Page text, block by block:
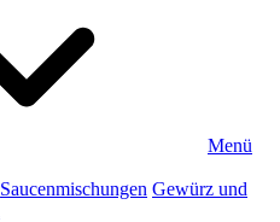
Menü
Saucenmischungen Gewürz und